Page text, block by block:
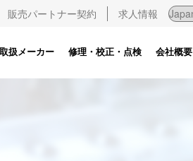
販売パートナー契約 求人情報
取扱メーカー 修理・校正・点検 会社概要